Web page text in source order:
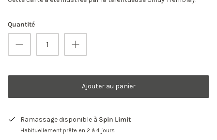
Quantité
Ajouter au panier
Ramassage disponible à Spin Limit
Habituellement prête en 2 à 4 jours